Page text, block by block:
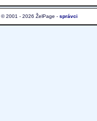
© 2001 - 2026 ŽelPage - správci